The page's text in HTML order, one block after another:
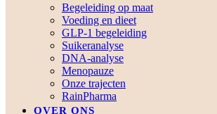
Begeleiding op maat
Voeding en dieet
GLP-1 begeleiding
Suikeranalyse
DNA-analyse
Menopauze
Onze trajecten
RainPharma
OVER ONS